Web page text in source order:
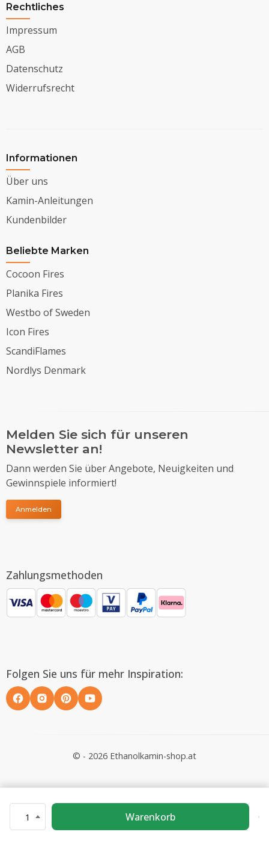
1 Warenkorb
Rechtliches
Impressum
AGB
Datenschutz
Widerrufsrecht
Informationen
Über uns
Kamin-Anleitungen
Kundenbilder
Beliebte Marken
Cocoon Fires
Planika Fires
Westbo of Sweden
Icon Fires
ScandiFlames
Nordlys Denmark
Melden Sie sich für unseren
Newsletter an!
Dann werden Sie über Angebote, Neuigkeiten und
Gewinnspiele informiert!
Anmelden
Zahlungsmethoden
Folgen Sie uns für mehr Inspiration:
© - 2026 Ethanolkamin-shop.at